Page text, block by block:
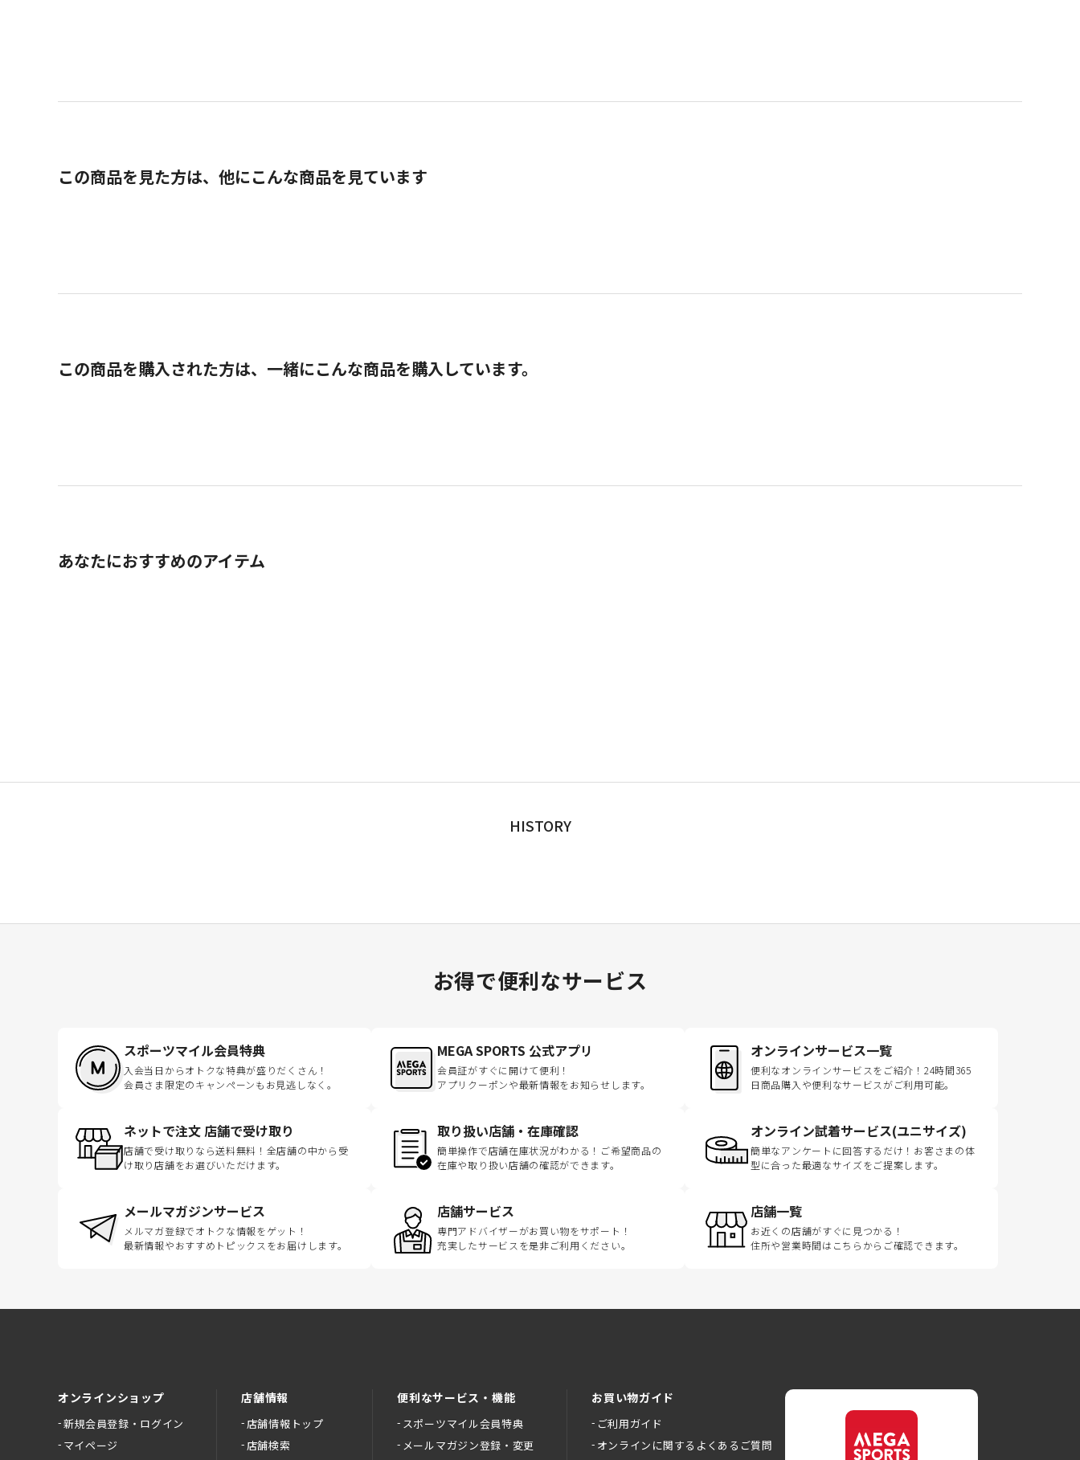
この商品を見た方は、他にこんな商品を見ています
この商品を購入された方は、一緒にこんな商品を購入しています。
あなたにおすすめのアイテム
HISTORY
お得で便利なサービス
スポーツマイル会員特典
入会当日からオトクな特典が盛りだくさん！
会員さま限定のキャンペーンもお見逃しなく。
MEGA SPORTS 公式アプリ
会員証がすぐに開けて便利！
アプリクーポンや最新情報をお知らせします。
オンラインサービス一覧
便利なオンラインサービスをご紹介！24時間365
日商品購入や便利なサービスがご利用可能。
ネットで注文 店舗で受け取り
店舗で受け取りなら送料無料！全店舗の中から受
け取り店舗をお選びいただけます。
取り扱い店舗・在庫確認
簡単操作で店舗在庫状況がわかる！ご希望商品の
在庫や取り扱い店舗の確認ができます。
オンライン試着サービス(ユニサイズ)
簡単なアンケートに回答するだけ！お客さまの体
型に合った最適なサイズをご提案します。
メールマガジンサービス
メルマガ登録でオトクな情報をゲット！
最新情報やおすすめトピックスをお届けします。
店舗サービス
専門アドバイザーがお買い物をサポート！
充実したサービスを是非ご利用ください。
店舗一覧
お近くの店舗がすぐに見つかる！
住所や営業時間はこちらからご確認できます。
オンラインショップ
新規会員登録・ログイン
マイページ
店舗情報
店舗情報トップ
店舗検索
便利なサービス・機能
スポーツマイル会員特典
メールマガジン登録・変更
お買い物ガイド
ご利用ガイド
オンラインに関するよくあるご質問